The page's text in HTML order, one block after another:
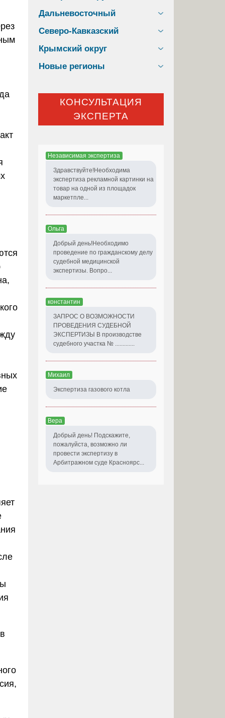
Дальневосточный
Северо-Кавказский
Крымский округ
Новые регионы
КОНСУЛЬТАЦИЯ
ЭКСПЕРТА
Независимая экспертиза
Здравствуйте!Необходима
экспертиза рекламной картинки на
товар на одной из площадок
маркетпле...
Ольга
Добрый день!Необходимо
проведение по гражданскому делу
судебной медицинской
экспертизы. Вопро...
константин
ЗАПРОС О ВОЗМОЖНОСТИ
ПРОВЕДЕНИЯ СУДЕБНОЙ
ЭКСПЕРТИЗЫ В производстве
судебного участка № .............
Михаил
Экспертиза газового котла
Вера
Добрый день! Подскажите,
пожалуйста, возможно ли
провести экспертизу в
Арбитражном суде Красноярс...